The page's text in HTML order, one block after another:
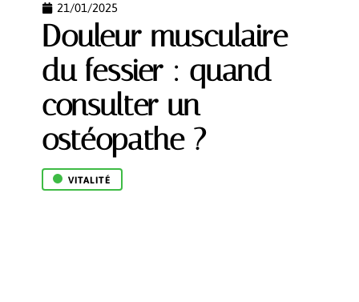
21/01/2025
Douleur musculaire
du fessier : quand
consulter un
ostéopathe ?
VITALITÉ